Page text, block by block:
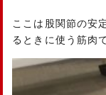
ここは股関節の安
るときに使う筋肉